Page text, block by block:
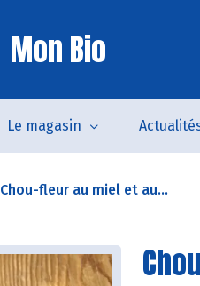
Mon Bio
Le magasin
Chou-fleur au miel et au...